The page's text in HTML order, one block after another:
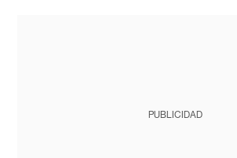
PUBLICIDAD